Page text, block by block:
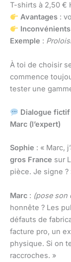
T-shirts à 2,50 €
Avantages:
Inconvénients
Exemple :
À toi de choisir
commence
tester une
Dialogue
Marc (l’expert)
Sophie : « Marc,
gros France sur
pièce. Je signe ?
Marc : (pose son
honnête ? Les
défauts de
facture pro, un
physique. Si on
raccroches. »